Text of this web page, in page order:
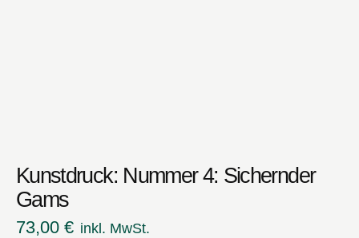
Kunstdruck: Nummer 4: Sichernder
Gams
73,00 € inkl. MwSt.